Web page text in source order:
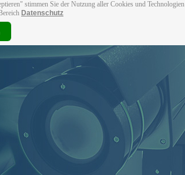
stimmen Sie der Nutzung aller Cookies und Technologien
Datenschutz